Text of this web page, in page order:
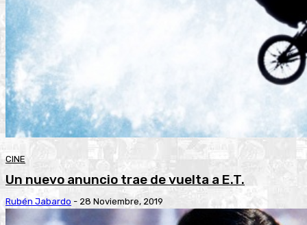
CINE
Un nuevo anuncio trae de vuelta a E.T.
Rubén Jabardo - 28 Noviembre, 2019